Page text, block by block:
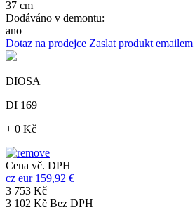
37 cm
Dodáváno v demontu:
ano
Dotaz na prodejce Zaslat produkt emailem
DIOSA
DI 169
+ 0 Kč
Cena vč. DPH
cz eur 159,92 €
3 753 Kč
3 102 Kč Bez DPH